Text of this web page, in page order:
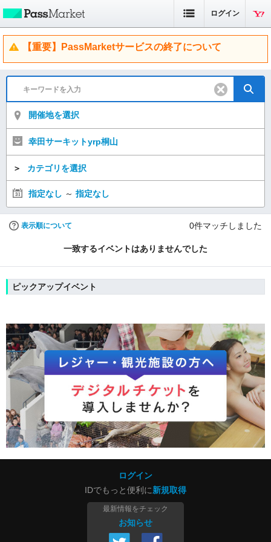
ログイン
【重要】PassMarketサービスの終了について
開催地を選択
幸田サーキットyrp桐山
＞ カテゴリを選択
指定なし ～ 指定なし
表示順について 0件マッチしました
一致するイベントはありませんでした
ピックアップイベント
ログイン
IDでもっと便利に新規取得
最新情報をチェック
お知らせ